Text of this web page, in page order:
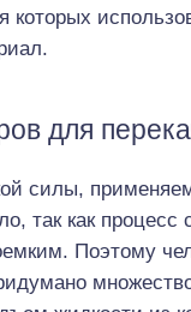
которых
для
силы,
так как процесс
Поэтому